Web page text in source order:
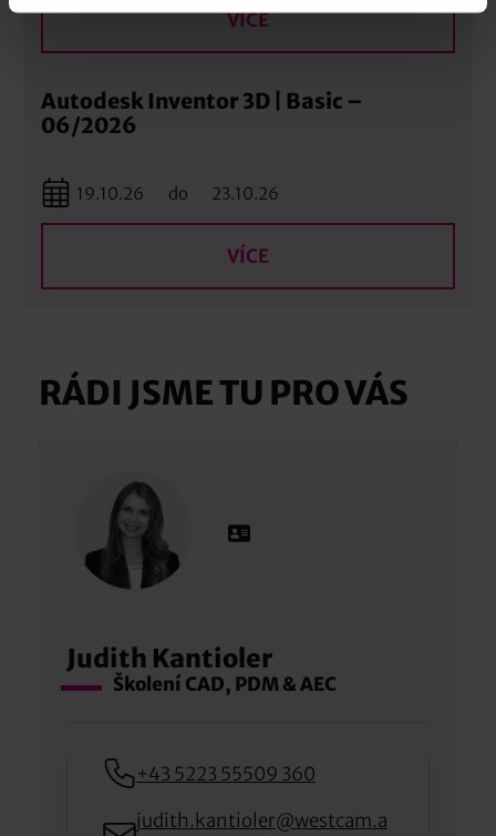
VÍCE
Autodesk Inventor 3D | Basic –
06/2026
19.10.26 do 23.10.26
VÍCE
RÁDI JSME TU PRO VÁS
Judith Kantioler
Školení CAD, PDM & AEC
+43 5223 55509 360
judith.kantioler@westcam.a